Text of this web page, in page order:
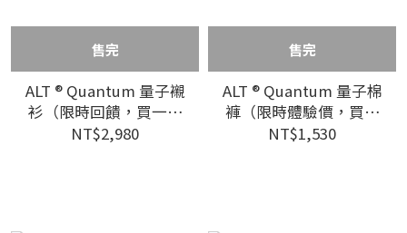
售完
ALT ® Quantum 量子襯
衫（限時回饋，買一送
一）
NT$2,980
售完
ALT ® Quantum 量子棉
褲（限時體驗價，買一
贈一，顏色尺寸任選）
NT$1,530